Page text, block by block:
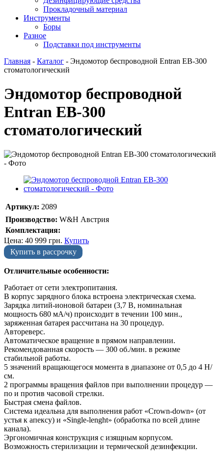
Прокладочный материал
Инструменты
Боры
Разное
Подставки под инструменты
Главная - Каталог - Эндомотор беспроводной Entran EB-300
стоматологический
Эндомотор беспроводной
Entran EB-300
стоматологический
Артикул: 2089
Производство: W&H Австрия
Комплектация:
Цена: 40 999 грн. Купить
Купить в рассрочку
Отличительные особенности:
Работает от сети электропитания.
В корпус зарядного блока встроена электрическая схема.
Зарядка литий-ионовой батареи (3,7 В, номинальная
мощность 680 мА/ч) происходит в течении 100 мин.,
заряженная батарея рассчитана на 30 процедур.
Автореверс.
Автоматическое вращение в прямом направлении.
Рекомендованная скорость — 300 об./мин. в режиме
стабильной работы.
5 значений вращающегося момента в диапазоне от 0,5 до 4 Н/
см.
2 программы вращения файлов при выполнении процедур —
по и против часовой стрелки.
Быстрая смена файлов.
Система идеальна для выполнения работ «Crown-down» (от
устья к апексу) и «Single-lenght» (обработка по всей длине
канала).
Эргономичная конструкция с изящным корпусом.
Возможность стерилизации и термической дезинфекции.